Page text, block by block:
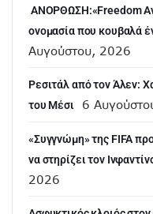
ANOΡΘΩΣΗ:«Freedom
ονομασία που κουβαλά
Αυγούστου, 2026
Ρεσιτάλ από τον Άλεν:
του Μέσι
6
«Συγγνώμη» της FIFA
να στηρίζει τον
2026